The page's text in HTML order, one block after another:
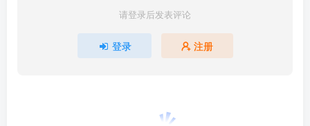
请登录后发表评论
登录 注册